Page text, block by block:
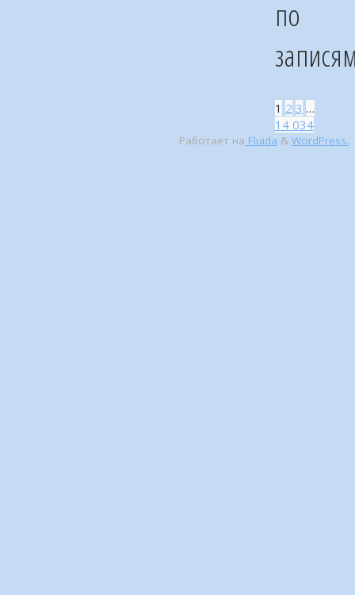
по
1 2 3 …
14 034
Работает на Fluida & WordPress.